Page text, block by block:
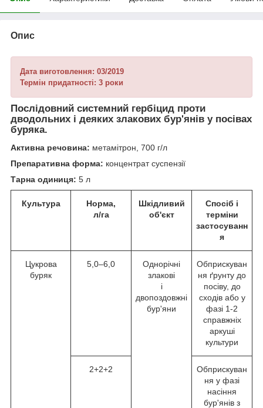
Опис
Дата виготовлення: 03/2019
Термін придатності: 3 роки
Послідовний системний гербіцид проти
дводольних і деяких злакових бур'янів у посівах
буряка.
Активна речовина: метамітрон, 700 г/л
Препаративна форма: концентрат суспензії
Тарна одиниця: 5 л
Культура
Норма,
л/га
Шкідливий
об'єкт
Спосіб і
терміни
застосуванн
я
Цукрова
буряк
5,0–6,0
Однорічні
злакові
і
двопоздовжні
бур'яни
Обприскуван
ня ґрунту до
посіву, до
сходів або у
фазі 1-2
справжніх
аркуші
культури
2+2+2
Обприскуван
ня у фазі
насіння
бур'янів з